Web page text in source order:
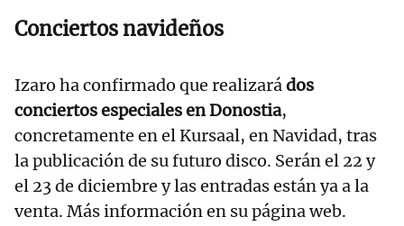
Conciertos navideños
Izaro ha confirmado que realizarádos
conciertos especiales en Donostia,
concretamente en el Kursaal, en Navidad, tras
la publicación de su futuro disco. Serán el 22 y
el 23 de diciembre y las entradas están ya a la
venta. Más información en su página web.